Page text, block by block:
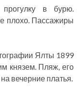
в бурю.
плохо. Пассажиры
Ялты 1899
князем. Пляж, его
вечерние платья.